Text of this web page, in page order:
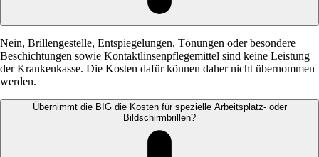
Nein, Brillengestelle, Entspiegelungen, Tönungen oder besondere
Beschichtungen sowie Kontaktlinsenpflegemittel sind keine Leistung
der Krankenkasse. Die Kosten dafür können daher nicht übernommen
werden.
Übernimmt die BIG die Kosten für spezielle Arbeitsplatz- oder
Bildschirmbrillen?